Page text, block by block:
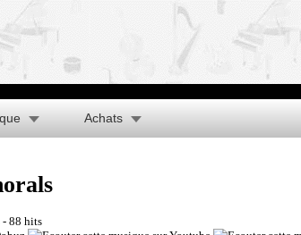
Achats
- 88 hits